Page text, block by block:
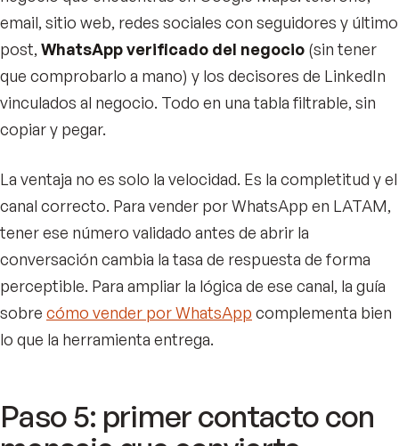
email, sitio web, redes sociales con seguidores y último
post, WhatsApp verificado del negocio (sin tener
que comprobarlo a mano) y los decisores de LinkedIn
vinculados al negocio. Todo en una tabla filtrable, sin
copiar y pegar.
La ventaja no es solo la velocidad. Es la completitud y el
canal correcto. Para vender por WhatsApp en LATAM,
tener ese número validado antes de abrir la
conversación cambia la tasa de respuesta de forma
perceptible. Para ampliar la lógica de ese canal, la guía
sobre cómo vender por WhatsApp complementa bien
lo que la herramienta entrega.
Paso 5: primer contacto con